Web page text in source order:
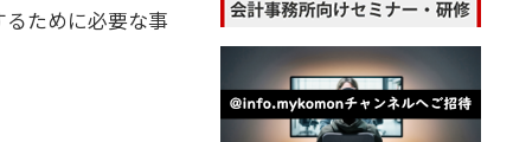
ために必要な事